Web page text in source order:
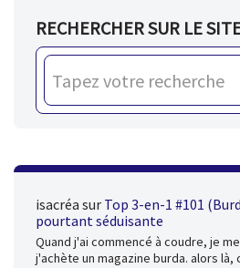
RECHERCHER SUR LE
isacréa sur Top 3-en-1 #101
pourtant séduisante
Quand j'ai commencé à coudre, je
j'achète un magazine burda. alors